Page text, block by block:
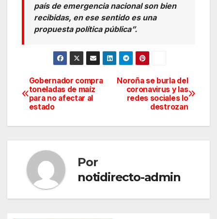
país de emergencia nacional son bien
recibidas, en ese sentido es una
propuesta política pública”.
Navegación
de
entradas
Noroña se burla del
coronavirus y las
redes sociales lo
destrozan
Gobernador compra
toneladas de maíz
para no afectar al
estado
Por
notidirecto-admin